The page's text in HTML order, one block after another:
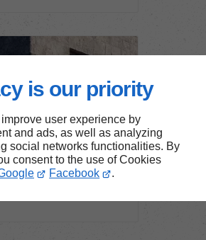
is our priority
user experience by
and ads, as well as analyzing
social networks functionalities. By
consent to the use of Cookies
Facebook .
27/07/2026
de murs en pierre :